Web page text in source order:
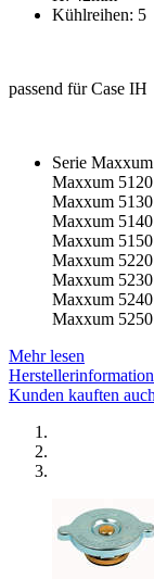
Kühlreihen: 5
passend für Case IH
Serie Maxxum
Maxxum 5120
Maxxum 5130
Maxxum 5140
Maxxum 5150
Maxxum 5220
Maxxum 5230
Maxxum 5240
Maxxum 5250
Mehr lesen
Kunden kauften